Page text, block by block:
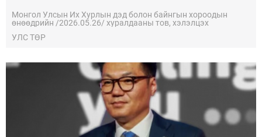
Монгол Улсын Их Хурлын дэд болон байнгын хороодын
өнөөдрийн /2026.05.26/ хуралдааны тов, хэлэлцэх
байна.
УЛС ТӨР